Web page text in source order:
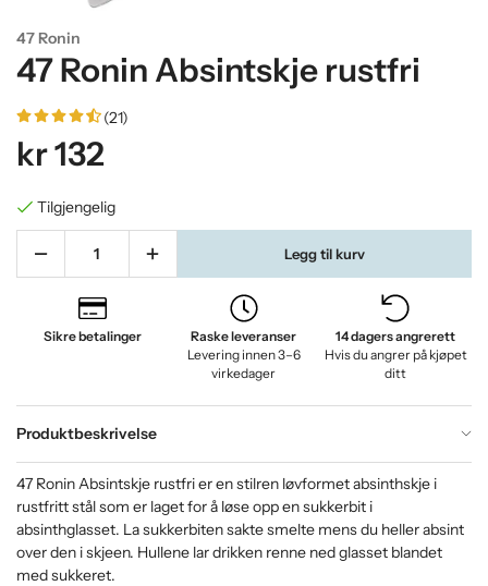
47 Ronin
47 Ronin Absintskje rustfri
(21)
kr 132
Tilgjengelig
Legg til kurv
Sikre betalinger
Raske leveranser
Levering innen 3–6
virkedager
14 dagers angrerett
Hvis du angrer på kjøpet
ditt
Produktbeskrivelse
47 Ronin Absintskje rustfri er en stilren løvformet absinthskje i
rustfritt stål som er laget for å løse opp en sukkerbit i
absinthglasset. La sukkerbiten sakte smelte mens du heller absint
over den i skjeen. Hullene lar drikken renne ned glasset blandet
med sukkeret.